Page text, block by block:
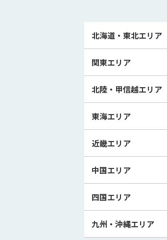
北海道・東北エリア
関東エリア
北陸・甲信越エリア
東海エリア
近畿エリア
中国エリア
四国エリア
九州・沖縄エリア